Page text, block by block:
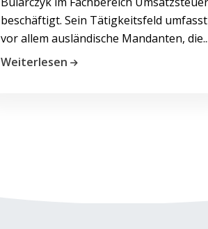
beschäftigt. Sein Tätigkeitsfeld umfasst
vor allem ausländische Mandanten,
Weiterlesen